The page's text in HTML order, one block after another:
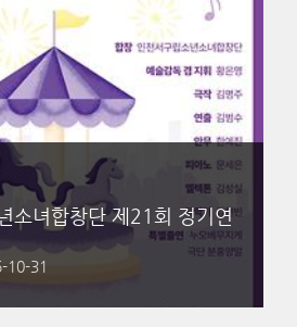
소녀합창단 제21회 정기연
10-31